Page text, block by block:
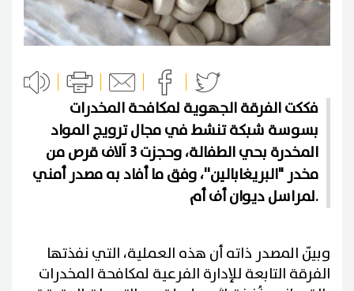
فككت الفرقة الجهوية لمكافحة المخدرات
بسوسة شبكة تنشط في مجال ترويج المواد
المخدرة بحي الطفالة، وحجزت 3 آلاف قرص من
مخدر "البريغابالين''، وفق ما أفاد به مصدر أمني
لمراسل ديوان أف أم.
وبيّن المصدر ذاته أن هذه العملية، التي نفذتها
الفرقة التابعة للإدارة الفرعية لمكافحة المخدرات